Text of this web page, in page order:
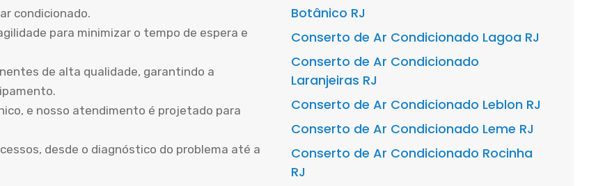
condicionado.
para minimizar o tempo de espera e
de alta qualidade, garantindo a
e nosso atendimento é projetado para
desde o diagnóstico do problema até a
Botânico RJ
Conserto de Ar Condicionado Lagoa RJ
Conserto de Ar Condicionado
Laranjeiras RJ
Conserto de Ar Condicionado Leblon RJ
Conserto de Ar Condicionado Leme RJ
Conserto de Ar Condicionado Rocinha
RJ